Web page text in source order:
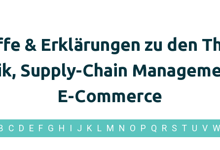
& Erklärungen zu den
Supply-Chain
E-Commerce
C D E F G H J K L M N O P Q R S T U V W